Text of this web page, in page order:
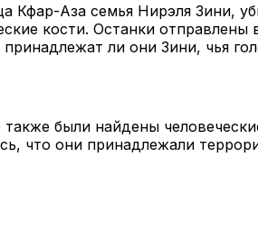
Кфар-Аза семья Нирэля Зини,
кости. Останки
принадлежат ли они Зини, чья
были найдены
что они принадлежали